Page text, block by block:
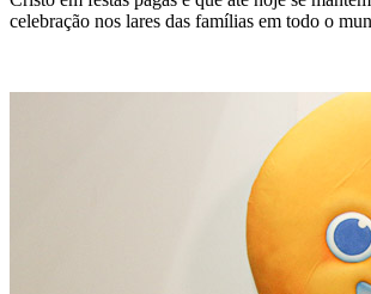
celebração nos lares das famílias em todo o